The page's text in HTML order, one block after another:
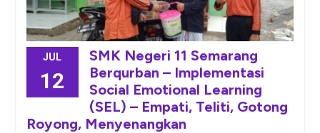
JUL
12
SMK Negeri 11 Semarang
Berqurban – Implementasi
Social Emotional Learning
(SEL) – Empati, Teliti, Gotong
Royong, Menyenangkan